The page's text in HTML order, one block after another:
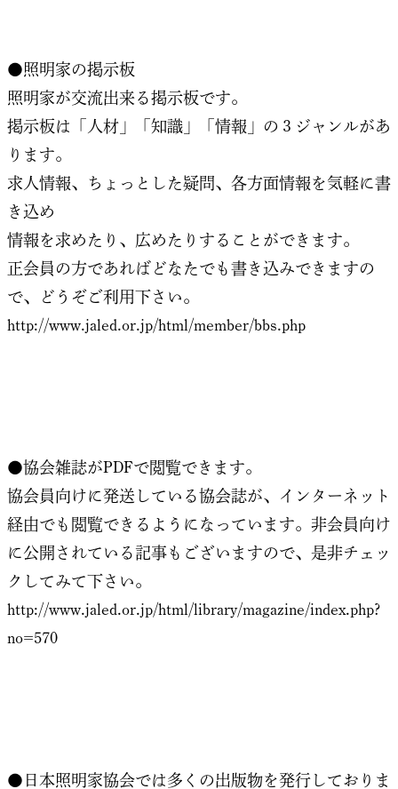
●照明家の掲示板
照明家が交流出来る掲示板です。
掲示板は「人材」「知識」「情報」の３ジャンルがあ
ります。
求人情報、ちょっとした疑問、各方面情報を気軽に書
き込め
情報を求めたり、広めたりすることができます。
正会員の方であればどなたでも書き込みできますの
で、どうぞご利用下さい。
http://www.jaled.or.jp/html/member/bbs.php
●協会雑誌がPDFで閲覧できます。
協会員向けに発送している協会誌が、インターネット
経由でも閲覧できるようになっています。非会員向け
に公開されている記事もございますので、是非チェッ
クしてみて下さい。
http://www.jaled.or.jp/html/library/magazine/index.php?
no=570
●日本照明家協会では多くの出版物を発行しておりま